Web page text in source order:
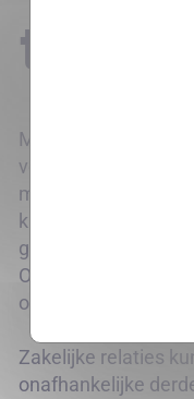
Mocht de reactie
verhelpen niet
mogelijkheid om in
kunnen hun klacht
op
Zakelijke relaties
onafhankelijke